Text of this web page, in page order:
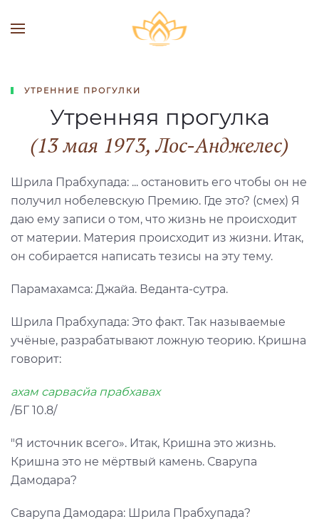
УТРЕННИЕ ПРОГУЛКИ
Утренняя прогулка
(13 мая 1973, Лос-Анджелес)
Шрила Прабхупада: ... остановить его чтобы он не
получил нобелевскую Премию. Где это? (смех) Я
даю ему записи о том, что жизнь не происходит
от материи. Материя происходит из жизни. Итак,
он собирается написать тезисы на эту тему.
Парамахамса: Джайа. Веданта-сутра.
Шрила Прабхупада: Это факт. Так называемые
учёные, разрабатывают ложную теорию. Кришна
говорит:
ахам сарвасйа прабхавах
/БГ 10.8/
"Я источник всего». Итак, Кришна это жизнь.
Кришна это не мёртвый камень. Сварупа
Дамодара?
Сварупа Дамодара: Шрила Прабхупада?